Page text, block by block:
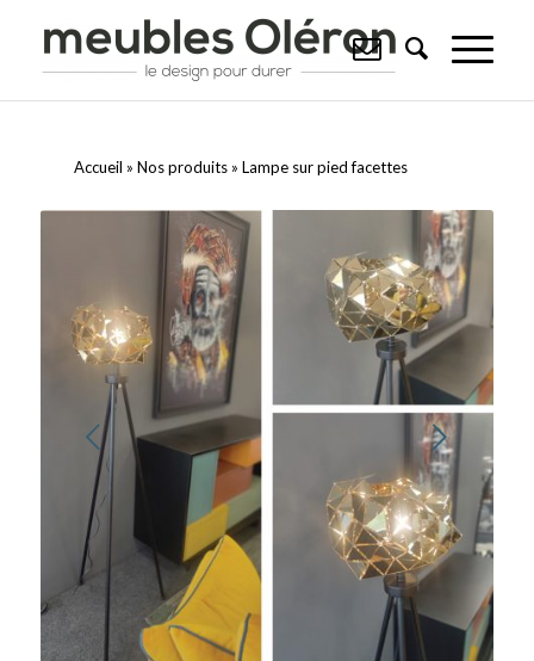
Accueil »Nos produits »Lampe sur pied facettes
Suivant